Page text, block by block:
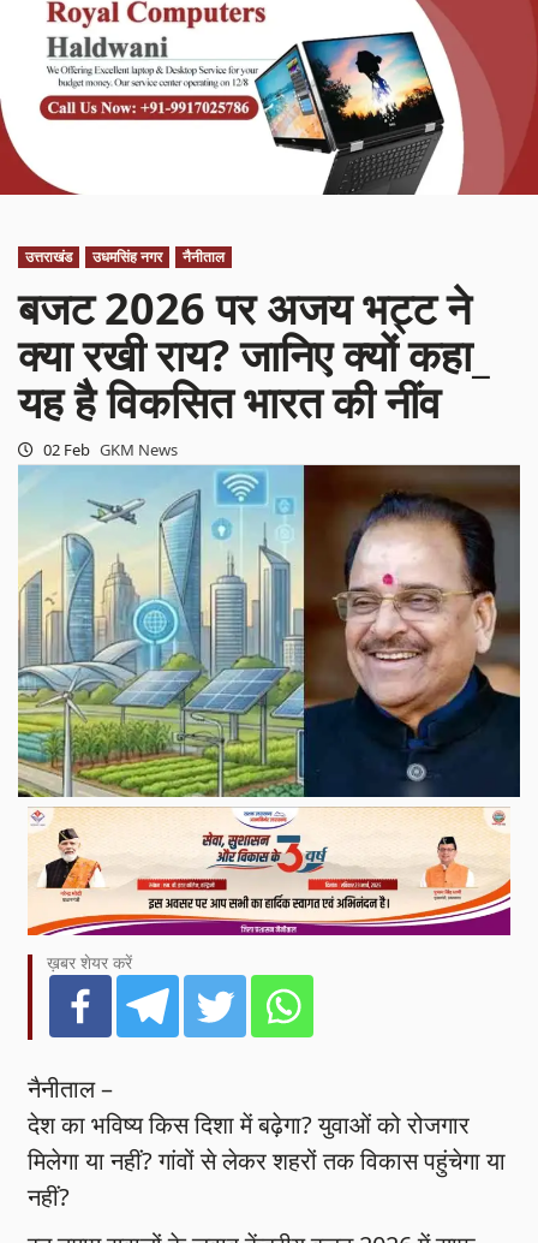
उत्तराखंड उधमसिंह नगर नैनीताल
बजट 2026 पर अजय भट्ट ने
क्या रखी राय? जानिए क्यों कहा_
यह है विकसित भारत की नींव
02 Feb GKM News
ख़बर शेयर करें
नैनीताल –
देश का भविष्य किस दिशा में बढ़ेगा? युवाओं को रोजगार
मिलेगा या नहीं? गांवों से लेकर शहरों तक विकास पहुंचेगा या
नहीं?